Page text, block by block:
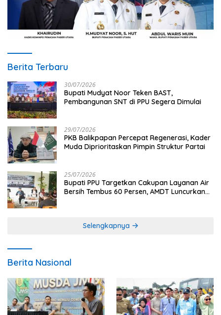
Berita Terbaru
30/07/2026
Bupati Mudyat Noor Teken BAST,
Pembangunan SNT di PPU Segera Dimulai
29/07/2026
PKB Balikpapan Percepat Regenerasi, Kader
Muda Diprioritaskan Pimpin Struktur Partai
25/07/2026
Bupati PPU Targetkan Cakupan Layanan Air
Bersih Tembus 60 Persen, AMDT Luncurkan
Selengkapnya
Berita Nasional